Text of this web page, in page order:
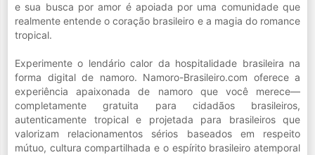
e sua busca por amor é apoiada por uma comunidade que
realmente entende o coração brasileiro e a magia do romance
tropical.
Experimente o lendário calor da hospitalidade brasileira na
forma digital de namoro. Namoro-Brasileiro.com oferece a
experiência apaixonada de namoro que você merece—
completamente gratuita para cidadãos brasileiros,
autenticamente tropical e projetada para brasileiros que
valorizam relacionamentos sérios baseados em respeito
mútuo, cultura compartilhada e o espírito brasileiro atemporal